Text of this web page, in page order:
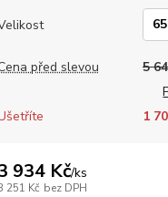
před slevou
5
1
934 Kč/ks
251 Kč bez DPH